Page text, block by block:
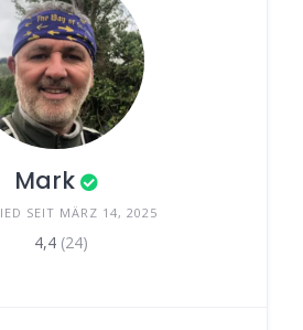
Mark
SEIT MÄRZ 14, 2025
4,4 (24)